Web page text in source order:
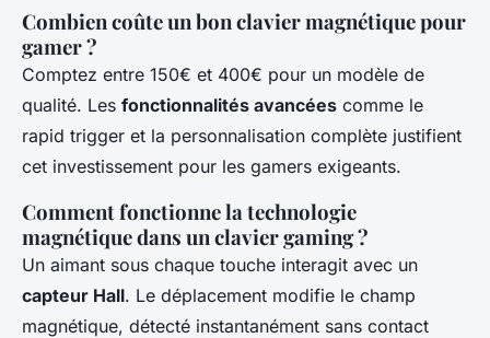
Combien coûte un bon clavier magnétique pour
gamer ?
Comptez entre 150€ et 400€ pour un modèle de
qualité. Les fonctionnalités avancées comme le
rapid trigger et la personnalisation complète justifient
cet investissement pour les gamers exigeants.
Comment fonctionne la technologie
magnétique dans un clavier gaming ?
Un aimant sous chaque touche interagit avec un
capteur Hall. Le déplacement modifie le champ
magnétique, détecté instantanément sans contact